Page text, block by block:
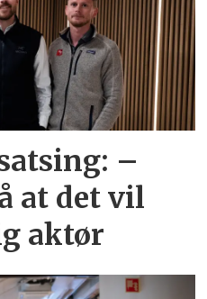
–
at det vil
aktør